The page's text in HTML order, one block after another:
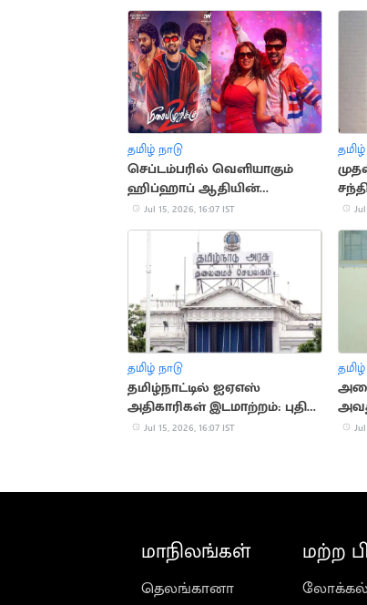
தமிழ் நாடு
செப்டம்பரில் வெளியாகும்
ஹிப்ஹாப் ஆதியின்
'மீசையை முறுக்கு 2'
Jul 15, 2026, 16:07 IST
தமிழ் நாடு
தமிழ்நாட்டில் ஐஏஎஸ்
அதிகாரிகள் இடமாற்றம்: புதிய
பட்டியல் வெளியீடு
Jul 15, 2026, 16:07 IST
மாநிலங்கள்
தெலங்கானா
மற்ற